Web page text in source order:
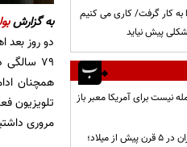
به گزارش
دو روز بعد
همچنان
تلویزیون
مروری
را به کار گرفت/ کاری می کنیم
پیش نیاید
نیست برای آمریکا معبر باز
گستره امپراتوری ایران در ۵ قرن پیش از میلاد؛